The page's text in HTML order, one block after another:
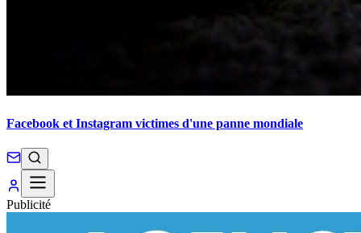
Facebook et Instagram victimes d'une panne mondiale
Publicité